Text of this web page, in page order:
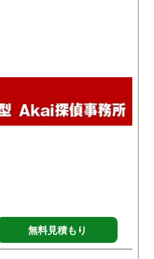
無料見積もり